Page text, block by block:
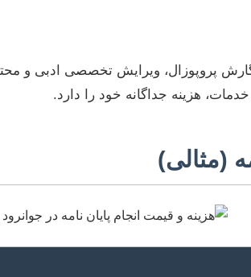
هزینه جداگانه خود را دارد.
(مثالی)